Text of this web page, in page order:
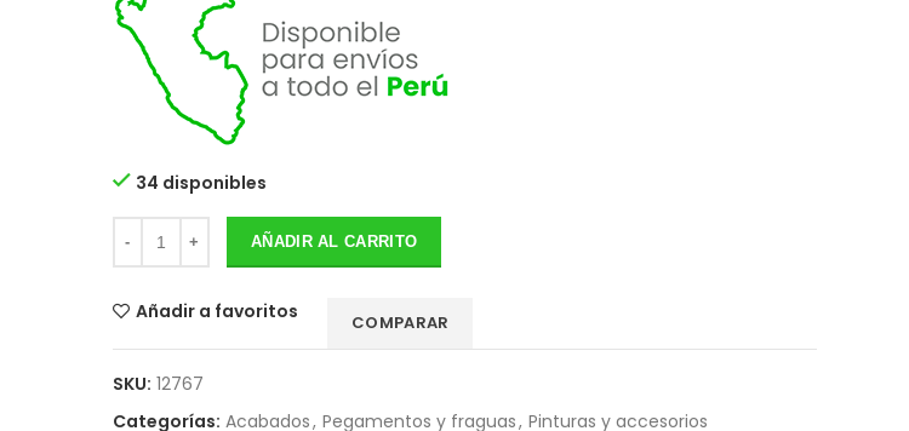
34 disponibles
AÑADIR AL CARRITO
Añadir a favoritos COMPARAR
SKU: 12767
Categorías: Acabados, Pegamentos y fraguas, Pinturas y accesorios